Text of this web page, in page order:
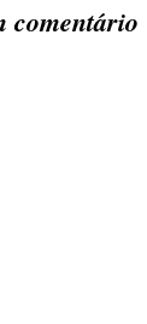
comentário